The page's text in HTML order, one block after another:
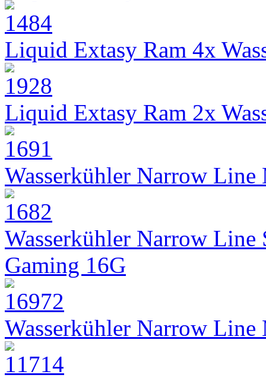
Liquid Extasy Ram 4x
Liquid Extasy Ram 2x
Wasserkühler Narrow
Wasserkühler Narrow
Gaming 16G
Wasserkühler Narrow